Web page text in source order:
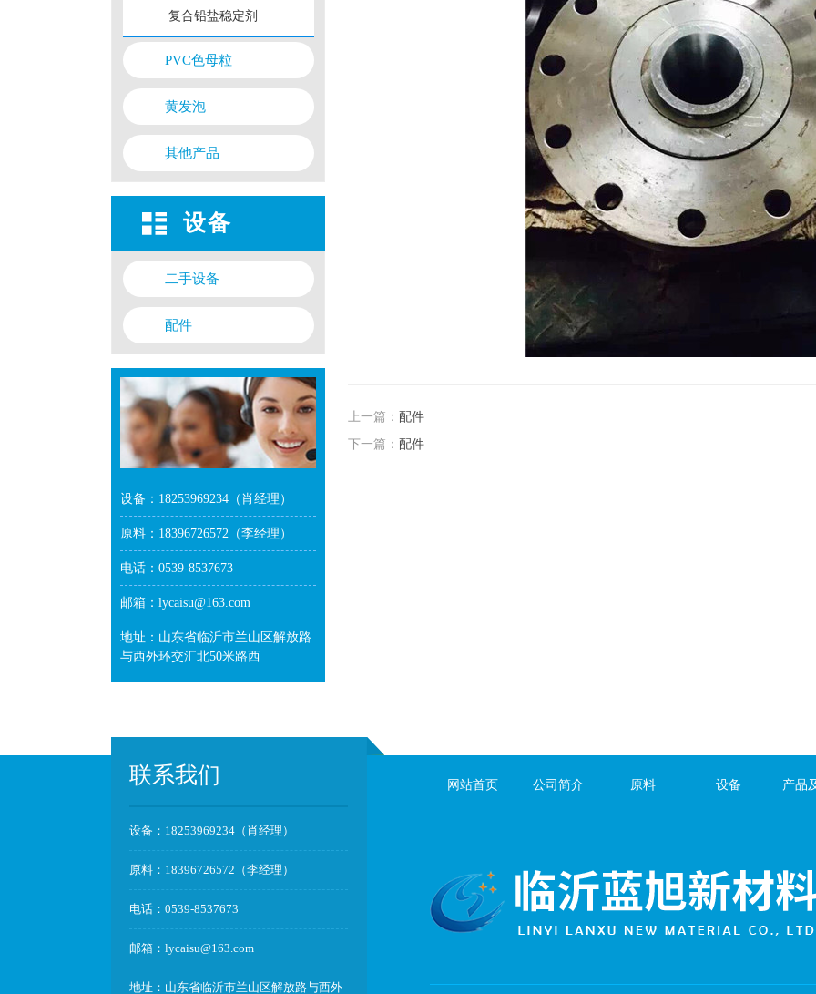
复合铅盐稳定剂
PVC色母粒
黄发泡
其他产品
设备
二手设备
配件
设备：18253969234（肖经理）
原料：18396726572（李经理）
电话：0539-8537673
邮箱：lycaisu@163.com
地址：山东省临沂市兰山区解放路
与西外环交汇北50米路西
上一篇： 配件
下一篇： 配件
联系我们
设备：18253969234（肖经理）
原料：18396726572（李经理）
电话：0539-8537673
邮箱：lycaisu@163.com
地址：山东省临沂市兰山区解放路与西外
网站首页 公司简介 原料 设备 产品